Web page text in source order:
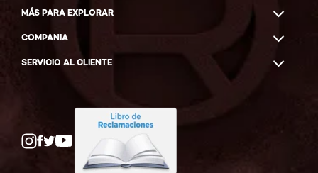
MÁS PARA EXPLORAR
COMPANIA
SERVICIO AL CLIENTE
Facebook
YouTube